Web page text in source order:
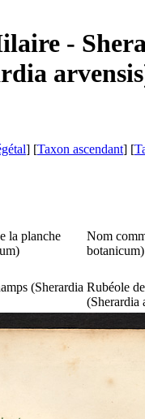
-
] [Taxon ascendant] [
la planche
)
Nom
botanicum)
(Sherardia Rubéole
(Sherardia